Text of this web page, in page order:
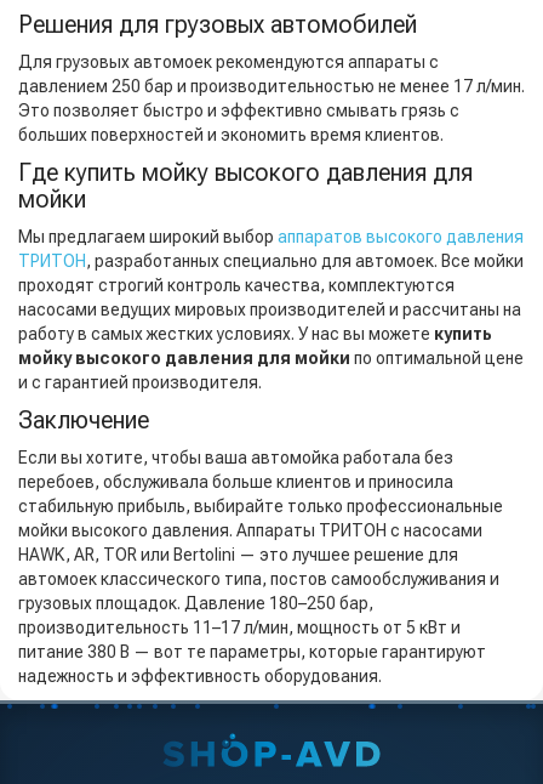
Решения для грузовых автомобилей
Для грузовых автомоек рекомендуются аппараты с
давлением 250 бар и производительностью не менее 17 л/мин.
Это позволяет быстро и эффективно смывать грязь с
больших поверхностей и экономить время клиентов.
Где купить мойку высокого давления для
мойки
Мы предлагаем широкий выбор аппаратов высокого давления
ТРИТОН, разработанных специально для автомоек. Все мойки
проходят строгий контроль качества, комплектуются
насосами ведущих мировых производителей и рассчитаны на
работу в самых жестких условиях. У нас вы можете купить
мойку высокого давления для мойки по оптимальной цене
и с гарантией производителя.
Заключение
Если вы хотите, чтобы ваша автомойка работала без
перебоев, обслуживала больше клиентов и приносила
стабильную прибыль, выбирайте только профессиональные
мойки высокого давления. Аппараты ТРИТОН с насосами
HAWK, AR, TOR или Bertolini — это лучшее решение для
автомоек классического типа, постов самообслуживания и
грузовых площадок. Давление 180–250 бар,
производительность 11–17 л/мин, мощность от 5 кВт и
питание 380 В — вот те параметры, которые гарантируют
надежность и эффективность оборудования.